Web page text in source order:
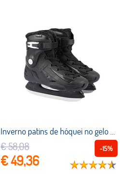
Inverno patins de hóquei no gelo adulto patins bola faca hóquei sapatos patines patinação no gelo real com lâmina gelo à prova dwaterproof água confortável
-15%
€ 58,08
€ 49,36